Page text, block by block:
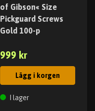
of Gibson« Size
Pickguard Screws
Gold 100-p
999 kr
Lägg i korgen
I lager